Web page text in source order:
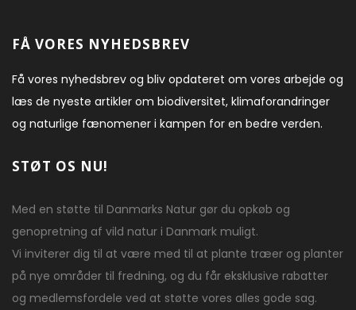
FÅ VORES NYHEDSBREV
Få vores nyhedsbrev og bliv opdateret om vores arbejde og
læs de nyeste artikler om biodiversitet, klimaforandringer
og naturlige fænomener i kampen for en bedre verden.
STØT OS NU!
Med en støtte til Danmarks Natur gør du opkøb og
genopretning af vild natur i Danmark muligt.
Vi inviterer dig til at være med til at plante træer og planter
på nye områder til fredning, og du får eksklusive rabatter
og medlemsfordele ved at støtte vores alles gode sag.